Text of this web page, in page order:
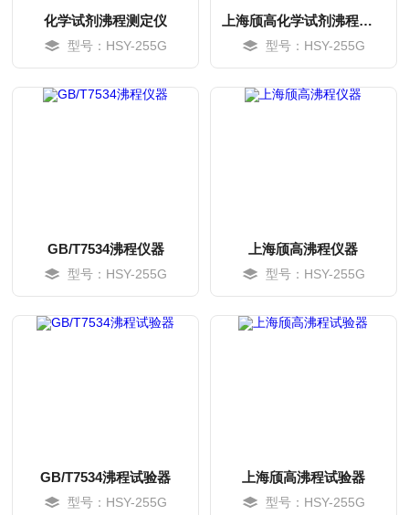
化学试剂沸程测定仪
型号：HSY-255G
上海颀高化学试剂沸程测定仪
型号：HSY-255G
GB/T7534沸程仪器
型号：HSY-255G
上海颀高沸程仪器
型号：HSY-255G
GB/T7534沸程试验器
型号：HSY-255G
上海颀高沸程试验器
型号：HSY-255G